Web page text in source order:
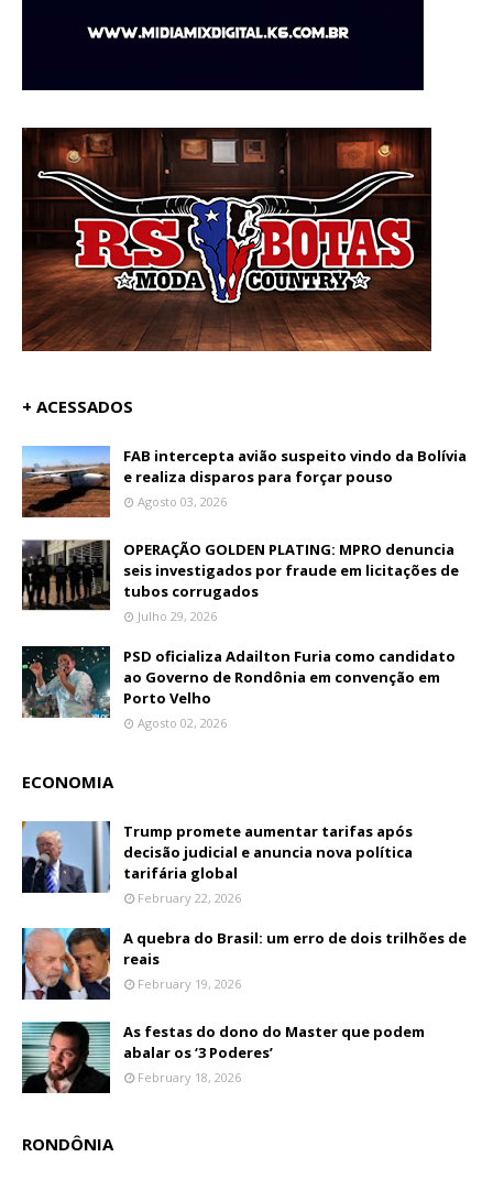
+ ACESSADOS
FAB intercepta avião suspeito vindo da Bolívia
e realiza disparos para forçar pouso
Agosto 03, 2026
OPERAÇÃO GOLDEN PLATING: MPRO denuncia
seis investigados por fraude em licitações de
tubos corrugados
Julho 29, 2026
PSD oficializa Adailton Furia como candidato
ao Governo de Rondônia em convenção em
Porto Velho
Agosto 02, 2026
ECONOMIA
Trump promete aumentar tarifas após
decisão judicial e anuncia nova política
tarifária global
February 22, 2026
A quebra do Brasil: um erro de dois trilhões de
reais
February 19, 2026
As festas do dono do Master que podem
abalar os ‘3 Poderes’
February 18, 2026
RONDÔNIA